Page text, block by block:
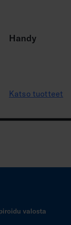
Handy
Katso tuotteet
valosta